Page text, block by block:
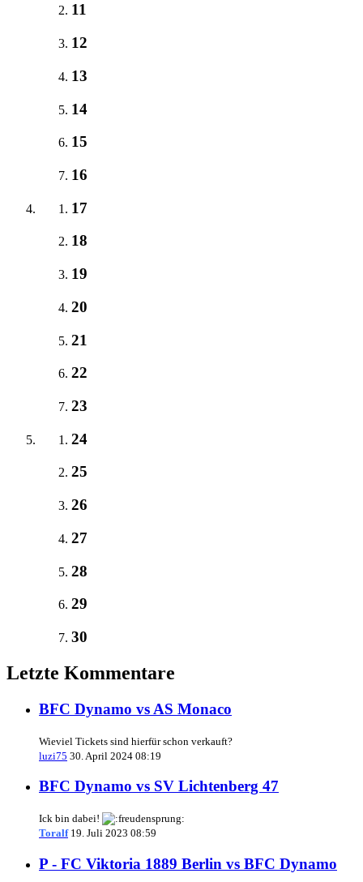
11
12
13
14
15
16
17
18
19
20
21
22
23
24
25
26
27
28
29
30
Letzte Kommentare
BFC Dynamo vs AS Monaco
Wieviel Tickets sind hierfür schon verkauft?
luzi75 30. April 2024 08:19
BFC Dynamo vs SV Lichtenberg 47
Ick bin dabei!
Toralf 19. Juli 2023 08:59
P - FC Viktoria 1889 Berlin vs BFC Dynamo